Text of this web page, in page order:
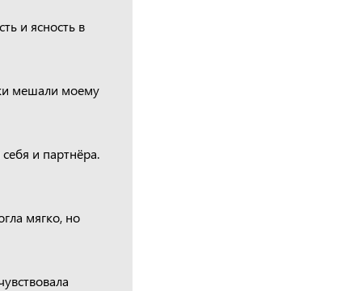
и ясность в
мешали моему
и партнёра.
мягко, но